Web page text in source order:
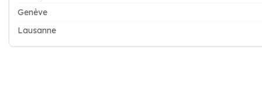
Genève
Lausanne